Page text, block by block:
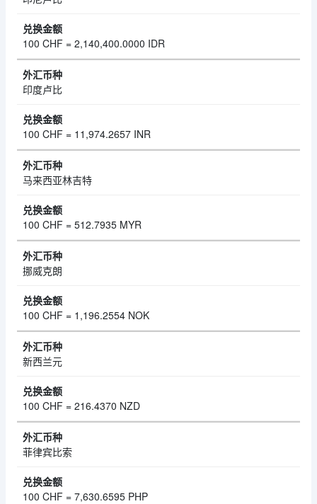
100 CHF = 2,140,400.0000 IDR
印度卢比
100 CHF = 11,974.2657 INR
马来西亚林吉特
100 CHF = 512.7935 MYR
挪威克朗
100 CHF = 1,196.2554 NOK
新西兰元
100 CHF = 216.4370 NZD
菲律宾比索
100 CHF = 7,630.6595 PHP